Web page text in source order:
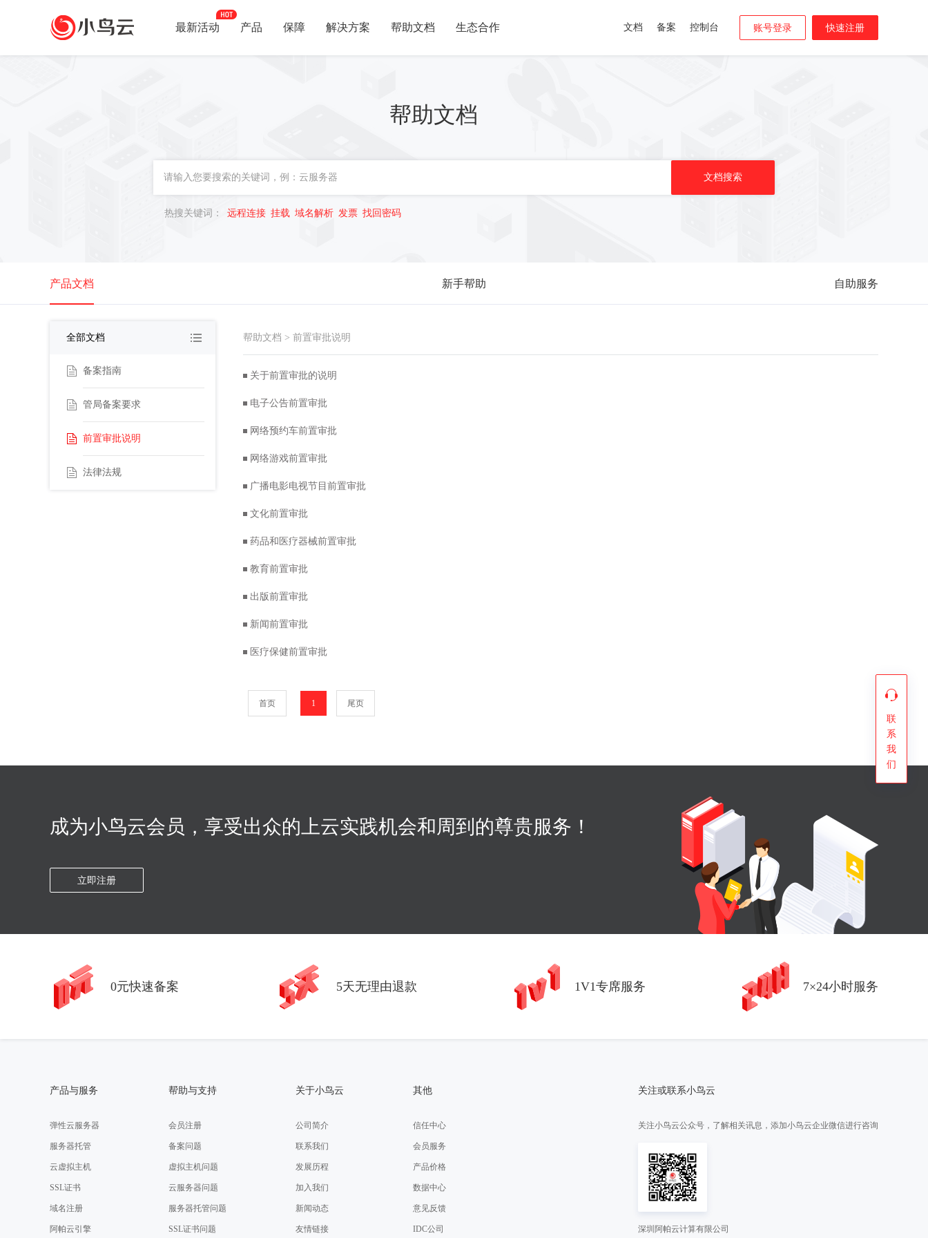
最新活动 产品 保障 解决方案 帮助文档 生态合作 文档 备案 控制台 账号登录 快速注册
帮助文档
热搜关键词： 远程连接 挂载 域名解析 发票 找回密码
产品文档 新手帮助 自助服务
全部文档
备案指南
管局备案要求
前置审批说明
法律法规
帮助文档 > 前置审批说明
关于前置审批的说明
电子公告前置审批
网络预约车前置审批
网络游戏前置审批
广播电影电视节目前置审批
文化前置审批
药品和医疗器械前置审批
教育前置审批
出版前置审批
新闻前置审批
医疗保健前置审批
首页 1 尾页
成为小鸟云会员，享受出众的上云实践机会和周到的尊贵服务！
立即注册
0元快速备案 5天无理由退款 1V1专席服务 7×24小时服务
联
系
我
们
产品与服务
弹性云服务器
服务器托管
云虚拟主机
SSL证书
域名注册
阿帕云引擎
帮助与支持
会员注册
备案问题
虚拟主机问题
云服务器问题
服务器托管问题
SSL证书问题
关于小鸟云
公司简介
联系我们
发展历程
加入我们
新闻动态
友情链接
其他
信任中心
会员服务
产品价格
数据中心
意见反馈
IDC公司
关注或联系小鸟云
关注小鸟云公众号，了解相关讯息，添加小鸟云企业微信进行咨询
深圳阿帕云计算有限公司